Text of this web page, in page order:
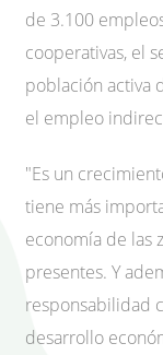
de 3.100
cooperativas, el
población activa
el empleo
"Es un
tiene más
economía de las
presentes. Y
responsabilidad
desarrollo